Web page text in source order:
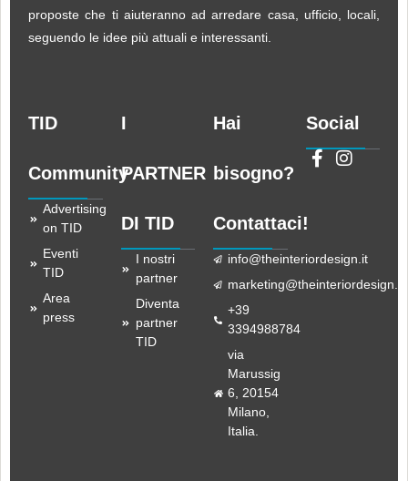
proposte che ti aiuteranno ad arredare casa, ufficio, locali,
seguendo le idee più attuali e interessanti.
TID
Community
Advertising
on TID
Eventi
TID
Area
press
I
PARTNER
DI TID
I nostri
partner
Diventa
partner
TID
Hai
bisogno?
Contattaci!
info@theinteriordesign.it
marketing@theinteriordesign.it
+39
3394988784
via
Marussig
6, 20154
Milano,
Italia.
Social